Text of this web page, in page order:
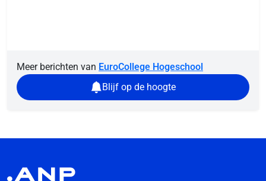
Meer berichten van EuroCollege Hogeschool
Blijf op de hoogte